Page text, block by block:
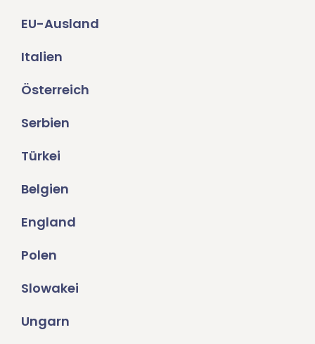
EU-Ausland
Italien
Österreich
Serbien
Türkei
Belgien
England
Polen
Slowakei
Ungarn